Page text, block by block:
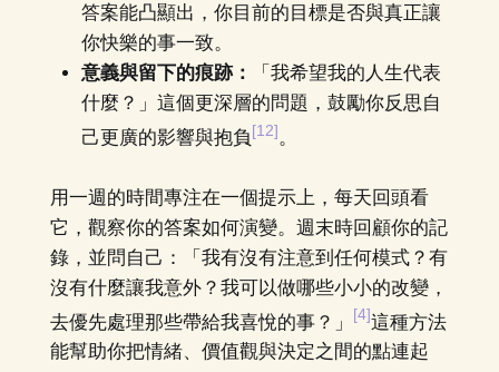
答案能凸顯出，你目前的目標是否與真正讓
你快樂的事一致。
意義與留下的痕跡：
「我希望我的人生代表
什麼？」這個更深層的問題，鼓勵你反思自
己更廣的影響與抱負[12]。
用一週的時間專注在一個提示上，每天回頭看
它，觀察你的答案如何演變。週末時回顧你的記
錄，並問自己：「我有沒有注意到任何模式？有
沒有什麼讓我意外？我可以做哪些小小的改變，
去優先處理那些帶給我喜悅的事？」
[4]這種方法
能幫助你把情緒、價值觀與決定之間的點連起